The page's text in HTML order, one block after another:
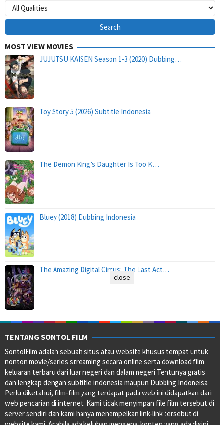
MOST VIEW MOVIES
JUJUTSU KAISEN Season 1-3 (2020) Dubbing…
Toy Story 5 (2026) Subtitle Indonesia
The Demon King’s Daughter Is Too K…
Bluey (2018) Dubbing Indonesia
The Amazing Digital Circus: The Last Act…
TENTANG SONTOL FILM
SontolFilm adalah sebuah situs atau website khusus tempat untuk
nonton movie/series streaming secara online serta download film
keluaran terbaru dari luar negeri dan dalam negeri Tentunya gratis
dan lengkap dengan subtitle indonesia maupun Dubbing Indoneisa
Perlu diketahui, film-film yang terdapat pada web ini didapatkan dari
web pencarian di internet. Kami tidak menyimpan file film tersebut di
server sendiri dan kami hanya menempelkan link-link tersebut di
close